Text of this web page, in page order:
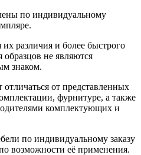
по индивидуальному
различия и более быстрого
образцов не являются
знаком.
от представленных
фурнитуре, а также
комплектующих и
по индивидуальному заказу
возможности её применения.